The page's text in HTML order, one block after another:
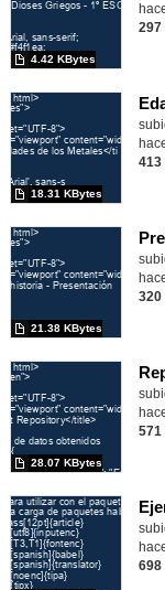
4.42 KBytes
297
18.31 KBytes
413
21.38 KBytes
320
28.07 KBytes
571
698